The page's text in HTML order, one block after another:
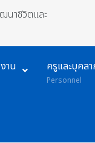
นาชีวิตและ
าน ครูและบุคล
Personnel